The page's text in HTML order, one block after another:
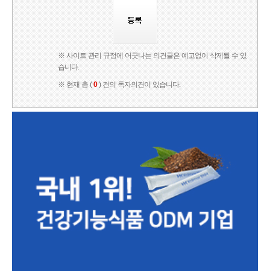
※ 사이트 관리 규정에 어긋나는 의견글은 예고없이 삭제될 수 있
습니다.
※ 현재 총 (0) 건의 독자의견이 있습니다.